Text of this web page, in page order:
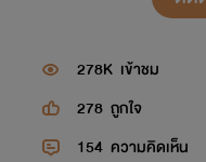
278K เข้าชม
278 ถูกใจ
154 ความคิดเห็น